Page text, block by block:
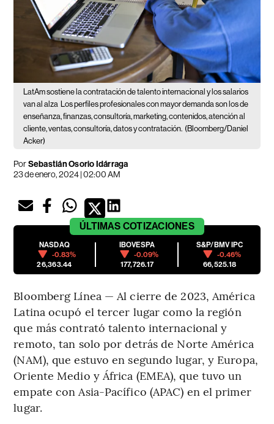
LatAm sostiene la contratación de talento internacional y los salarios
van al alza
Los perfiles profesionales con mayor demanda son los de
enseñanza, finanzas, consultoría, marketing, contenidos, atención al
cliente, ventas, consultoría, datos y contratación. (Bloomberg/Daniel
Acker)
PorSebastián Osorio Idárraga
23 de enero, 2024 | 02:00 AM
ÚLTIMAS COTIZACIONES
NASDAQ
-0.83%
26,363.44
IBOVESPA
-0.09%
177,726.17
S&P/BMV IPC
-0.46%
66,525.18
Bloomberg Línea — Al cierre de 2023, América
Latina ocupó el tercer lugar como la región
que más contrató talento internacional y
remoto, tan solo por detrás de Norte América
(NAM), que estuvo en segundo lugar, y Europa,
Oriente Medio y África (EMEA), que tuvo un
empate con Asia-Pacífico (APAC) en el primer
lugar.